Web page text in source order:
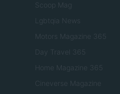
Scoop Mag
Lgbtqia News
Motors Magazine 365
Day Travel 365
Home Magazine 365
Cineverse Magazine